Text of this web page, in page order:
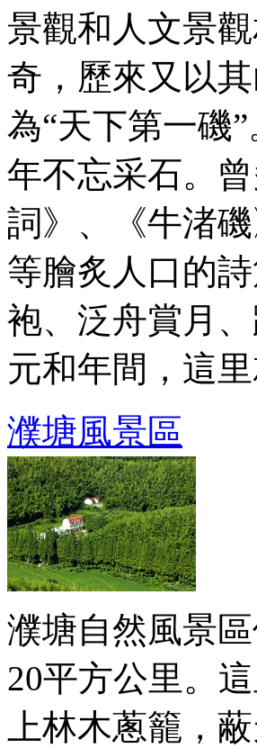
景觀和人文景
奇，歷來又以
為“天下第一磯
年不忘采石。
詞》、《牛渚
等膾炙人口的
袍、泛舟賞月
元和年間，這
濮塘風景區
濮塘自然風景
20平方公里。
上林木蔥籠，